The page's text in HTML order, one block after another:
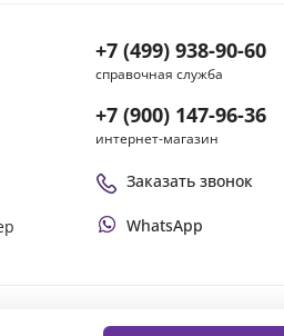
+7 (499) 938-90-60
справочная служба
+7 (900) 147-96-36
интернет-магазин
Заказать звонок
WhatsApp
Оплачивай покупки